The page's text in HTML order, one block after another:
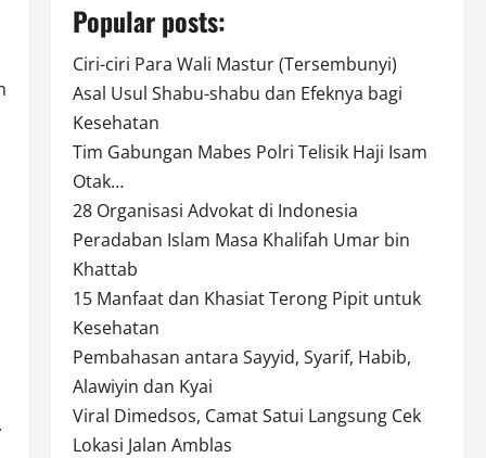
Popular posts:
Ciri-ciri Para Wali Mastur (Tersembunyi)
Asal Usul Shabu-shabu dan Efeknya bagi
Kesehatan
Tim Gabungan Mabes Polri Telisik Haji Isam
Otak…
28 Organisasi Advokat di Indonesia
Peradaban Islam Masa Khalifah Umar bin
Khattab
15 Manfaat dan Khasiat Terong Pipit untuk
Kesehatan
Pembahasan antara Sayyid, Syarif, Habib,
Alawiyin dan Kyai
Viral Dimedsos, Camat Satui Langsung Cek
Lokasi Jalan Amblas